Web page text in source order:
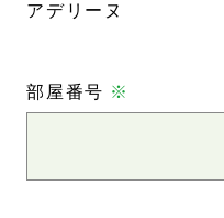
アデリーヌ
部屋番号 ※